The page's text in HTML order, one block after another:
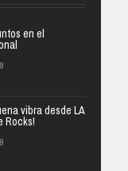
en el
vibra desde LA
Rocks!